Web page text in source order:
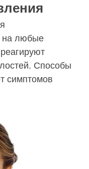
на любые
Способы
симптомов